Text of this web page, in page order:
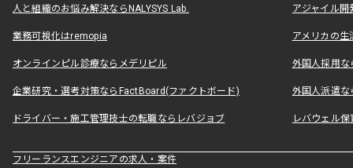
人と組織のお悩み解決ならNALYSYS Lab. アジャイル
業務可視化はremopia アメリカの
オンラインピル診療ならメデリピル 外国人採用
企業研究・選考対策ならFactBoard(ファクトボード) 外国人派遣な
ドライバー・施工管理技士の転職ならレバジョブ レバウェル
フリーランスエンジニアの求人・案件